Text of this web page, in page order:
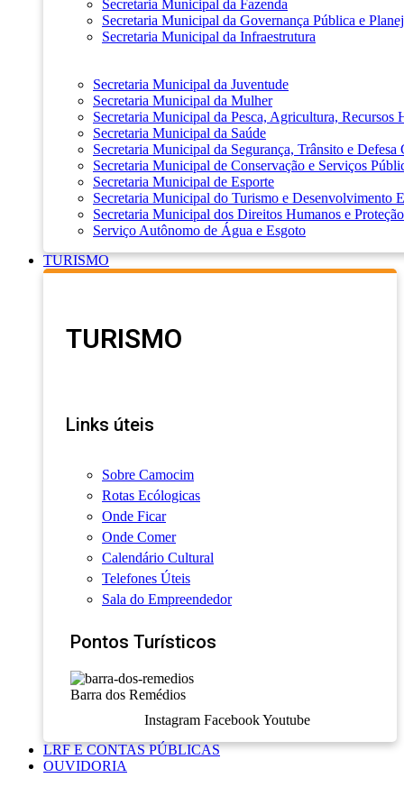
Secretaria Municipal da Fazenda
Secretaria Municipal da Governança Pública e
Secretaria Municipal da Infraestrutura
Secretaria Municipal da Juventude
Secretaria Municipal da Mulher
Secretaria Municipal da Pesca, Agricultura, Recursos
Secretaria Municipal da Saúde
Secretaria Municipal da Segurança, Trânsito e Defesa
Secretaria Municipal de Conservação e Serviços
Secretaria Municipal de Esporte
Secretaria Municipal do Turismo e Desenvolvimento
Secretaria Municipal dos Direitos Humanos e
Serviço Autônomo de Água e Esgoto
TURISMO
TURISMO
Links úteis
Sobre Camocim
Rotas Ecólogicas
Onde Ficar
Onde Comer
Calendário Cultural
Telefones Úteis
Sala do Empreendedor
Pontos Turísticos
Barra dos Remédios
Instagram Facebook Youtube
LRF E CONTAS PÚBLICAS
OUVIDORIA